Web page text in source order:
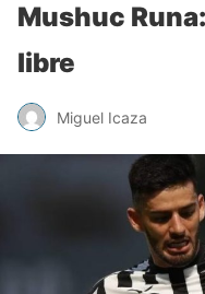
Mushuc
libre
Miguel Icaza